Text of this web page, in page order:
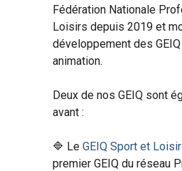
Fédération Nationale
Loisirs depuis 2019 et
développement des
animation.
Deux de nos GEIQ sont
avant :
🔷 Le GEIQ Sport et
premier GEIQ du réseau